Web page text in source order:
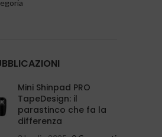
Mini Shinpad PRO
TapeDesign: il
parastinco che fa la
differenza